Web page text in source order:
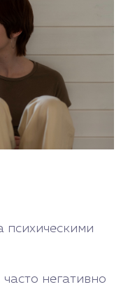
психическими
негативно